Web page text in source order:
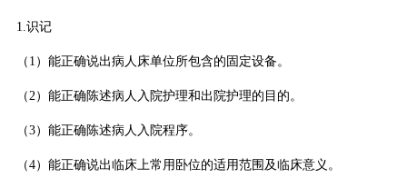
1.识记
（1）能正确说出病人床单位所包含的固定设备。
（2）能正确陈述病人入院护理和出院护理的目的。
（3）能正确陈述病人入院程序。
（4）能正确说出临床上常用卧位的适用范围及临床意义。